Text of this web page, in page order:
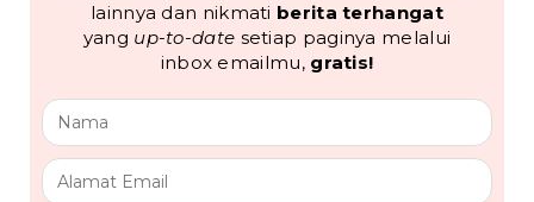
lainnya dan nikmati berita terhangat
yang up-to-date setiap paginya melalui
inbox emailmu, gratis!